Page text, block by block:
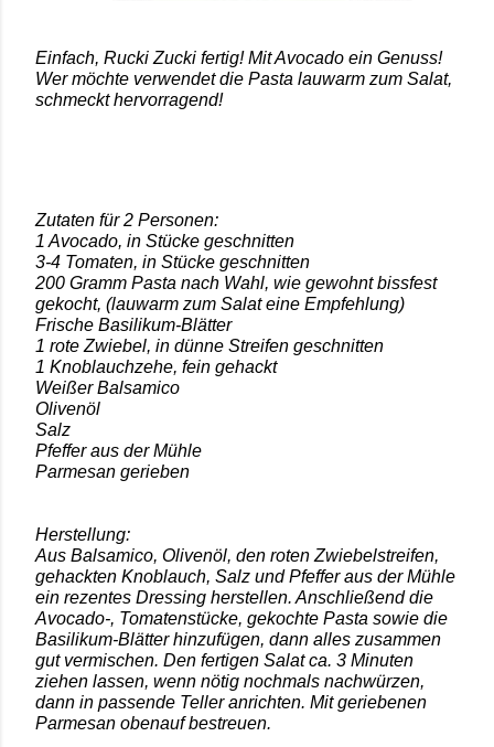
Einfach, Rucki Zucki fertig! Mit Avocado ein Genuss!
Wer möchte verwendet die Pasta lauwarm zum Salat,
schmeckt hervorragend!
Zutaten für 2 Personen:
1 Avocado, in Stücke geschnitten
3-4 Tomaten, in Stücke geschnitten
200 Gramm Pasta nach Wahl, wie gewohnt bissfest
gekocht, (lauwarm zum Salat eine Empfehlung)
Frische Basilikum-Blätter
1 rote Zwiebel, in dünne Streifen geschnitten
1 Knoblauchzehe, fein gehackt
Weißer Balsamico
Olivenöl
Salz
Pfeffer aus der Mühle
Parmesan gerieben
Herstellung:
Aus Balsamico, Olivenöl, den roten Zwiebelstreifen,
gehackten Knoblauch, Salz und Pfeffer aus der Mühle
ein rezentes Dressing herstellen. Anschließend die
Avocado-, Tomatenstücke, gekochte Pasta sowie die
Basilikum-Blätter hinzufügen, dann alles zusammen
gut vermischen. Den fertigen Salat ca. 3 Minuten
ziehen lassen, wenn nötig nochmals nachwürzen,
dann in passende Teller anrichten. Mit geriebenen
Parmesan obenauf bestreuen.